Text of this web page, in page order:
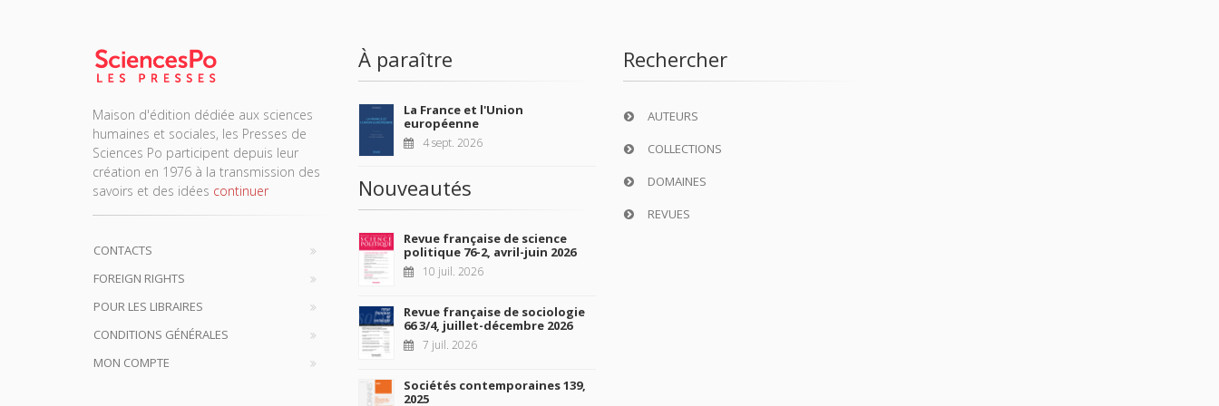
Maison d'édition dédiée aux sciences
humaines et sociales, les Presses de
Sciences Po participent depuis leur
création en 1976 à la transmission des
savoirs et des idées continuer
CONTACTS
FOREIGN RIGHTS
POUR LES LIBRAIRES
CONDITIONS GÉNÉRALES
MON COMPTE
À paraître
La France et l'Union
européenne
4 sept. 2026
Nouveautés
Revue française de science
politique 76-2, avril-juin 2026
10 juil. 2026
Revue française de sociologie
66 3/4, juillet-décembre 2026
7 juil. 2026
Sociétés contemporaines 139,
2025
Rechercher
AUTEURS
COLLECTIONS
DOMAINES
REVUES